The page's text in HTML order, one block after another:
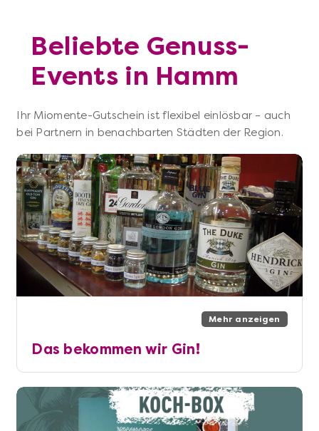
Beliebte Genuss-
Events in Hamm
Ihr Miomente-Gutschein ist flexibel einlösbar – auch
bei Partnern in benachbarten Städten der Region.
Mehr anzeigen
Das bekommen wir Gin!